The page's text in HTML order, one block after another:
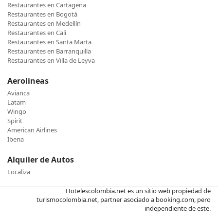
Restaurantes en Cartagena
Restaurantes en Bogotá
Restaurantes en Medellín
Restaurantes en Cali
Restaurantes en Santa Marta
Restaurantes en Barranquilla
Restaurantes en Villa de Leyva
Aerolineas
Avianca
Latam
Wingo
Spirit
American Airlines
Iberia
Alquiler de Autos
Localiza
Hotelescolombia.net es un sitio web propiedad de
turismocolombia.net, partner asociado a booking.com, pero
independiente de este.